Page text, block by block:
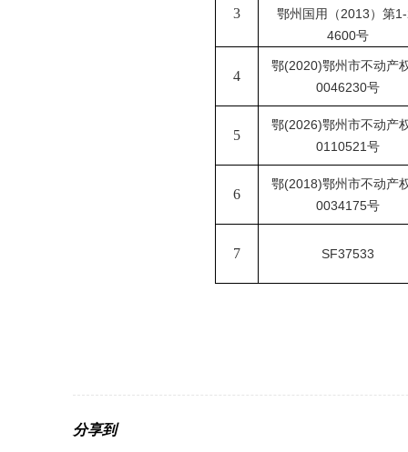
3
鄂州国用（2013）第
4600号
4
鄂(2020)鄂州市不动产
0046230号
5
鄂(2026)鄂州市不动产
0110521号
6
鄂(2018)鄂州市不动产
0034175号
7 SF37533
分享到